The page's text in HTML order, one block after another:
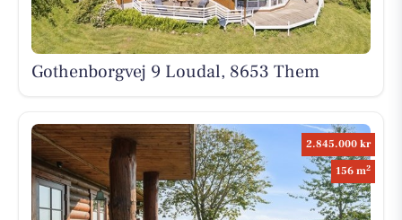
Gothenborgvej 9 Loudal, 8653 Them
2.845.000 kr
156 m2